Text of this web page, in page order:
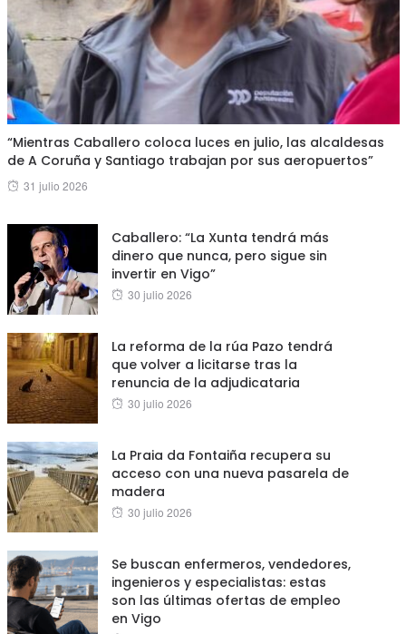
“Mientras Caballero coloca luces en julio, las alcaldesas
de A Coruña y Santiago trabajan por sus aeropuertos”
Posted
31 julio 2026
Caballero: “La Xunta tendrá más
dinero que nunca, pero sigue sin
invertir en Vigo”
Posted
30 julio 2026
La reforma de la rúa Pazo tendrá
que volver a licitarse tras la
renuncia de la adjudicataria
Posted
30 julio 2026
La Praia da Fontaiña recupera su
acceso con una nueva pasarela de
madera
Posted
30 julio 2026
Se buscan enfermeros, vendedores,
ingenieros y especialistas: estas
son las últimas ofertas de empleo
en Vigo